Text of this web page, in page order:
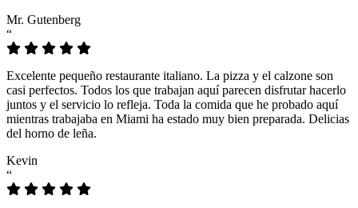
Mr. Gutenberg
“
Excelente pequeño restaurante italiano. La pizza y el calzone son
casi perfectos. Todos los que trabajan aquí parecen disfrutar hacerlo
juntos y el servicio lo refleja. Toda la comida que he probado aquí
mientras trabajaba en Miami ha estado muy bien preparada. Delicias
del horno de leña.
Kevin
“